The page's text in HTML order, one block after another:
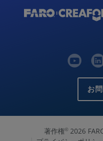
お
著作権©2026